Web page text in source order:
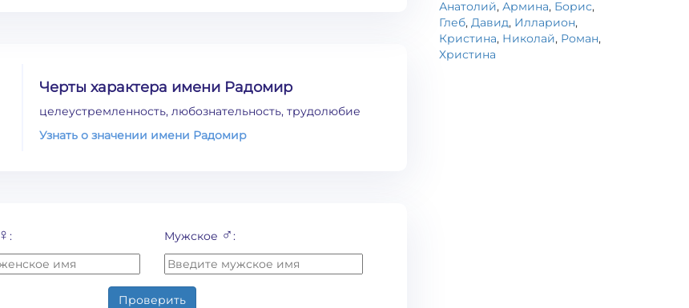
Черты характера имени Радомир
целеустремленность, любознательность, трудолюбие
Узнать о значении имени Радомир
♀: Мужское ♂:
Проверить
Анатолий, Армина, Борис,
Глеб, Давид, Илларион,
Кристина, Николай, Роман,
Христина